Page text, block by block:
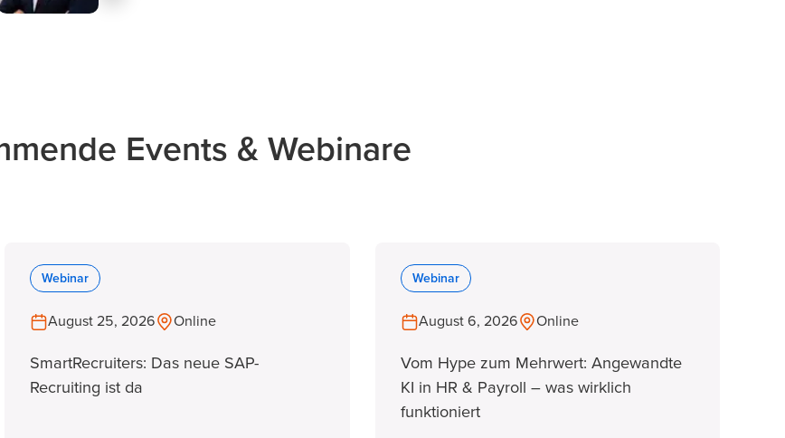
Events & Webinare
Webinar
August 25, 2026 Online
SmartRecruiters: Das neue SAP-
Recruiting ist da
Webinar
August 6, 2026 Online
Vom Hype zum Mehrwert: Angewandte
KI in HR & Payroll – was wirklich
funktioniert